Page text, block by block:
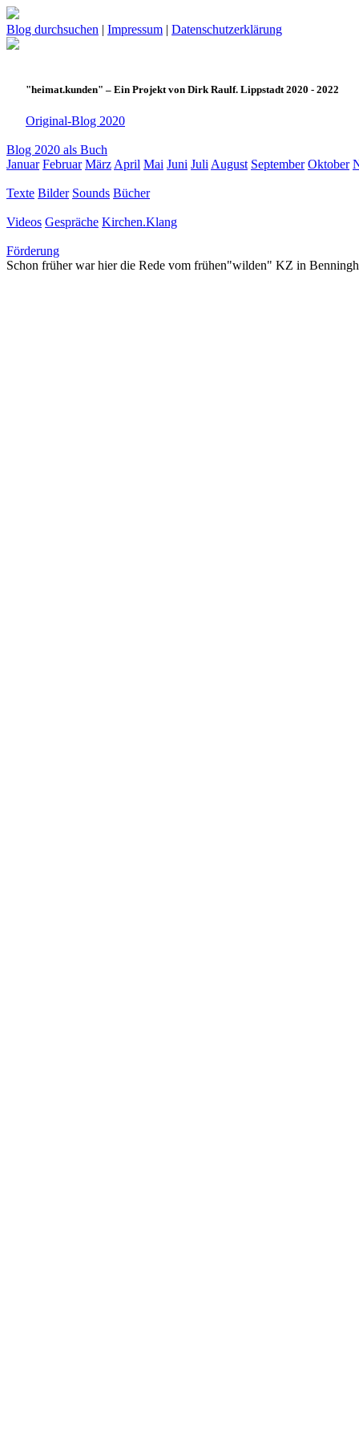
Blog durchsuchen | Impressum | Datenschutzerklärung
"heimat.kunden" – Ein Projekt von Dirk Raulf. Lippstadt 2020 - 2022
Original-Blog 2020
Blog 2020 als Buch
Januar Februar März April Mai Juni Juli August September Oktober
Texte Bilder Sounds Bücher
Videos Gespräche Kirchen.Klang
Förderung
Schon früher war hier die Rede vom frühen"wilden" KZ in